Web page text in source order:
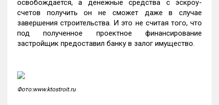
освобождается, а денежные средства с эскроу-
счетов получить он не сможет даже в случае
завершения строительства. И это не считая того, что
под полученное проектное финансирование
застройщик предоставил банку в залог имущество.
Фото:www.ktostroit.ru